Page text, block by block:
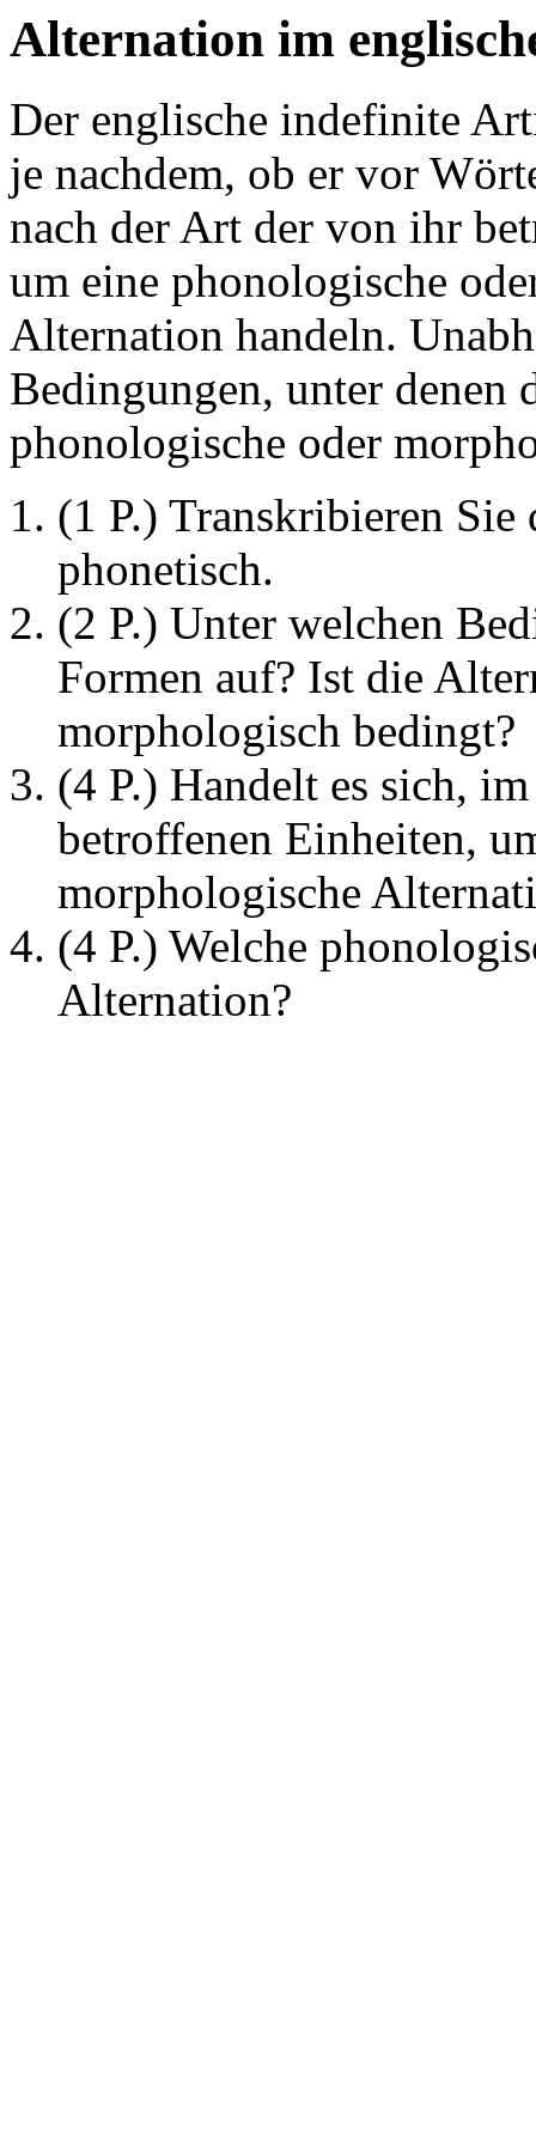
Alternation im
Der englische indefinite
je nachdem, ob er vor
nach der Art der von ihr
um eine phonologische
Alternation handeln.
Bedingungen, unter denen
phonologische oder
(1 P.) Transkribieren
phonetisch.
(2 P.) Unter welchen
Formen auf? Ist die
morphologisch bedingt?
(4 P.) Handelt es sich,
betroffenen Einheiten,
morphologische
(4 P.) Welche
Alternation?